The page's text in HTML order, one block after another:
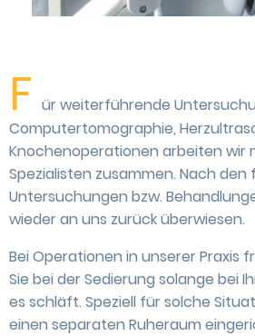
F ür weiterführende
Computertomographie,
Knochenoperationen arbeiten wir
Spezialisten zusammen. Nach
Untersuchungen bzw.
wieder an uns zurück überwiesen.
Bei Operationen in unserer Praxis
Sie bei der Sedierung solange bei
es schläft. Speziell für solche
einen separaten Ruheraum